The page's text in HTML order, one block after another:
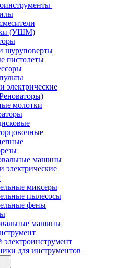
(УШМ)
шуруповерты
пистолеты
электрические
молотки
машины
электрические
миксеры
пылесосы
фены
машины
для инструментов